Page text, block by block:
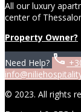
All our luxury
center of
Property Owner?
Need Help?
© 2023. All rights